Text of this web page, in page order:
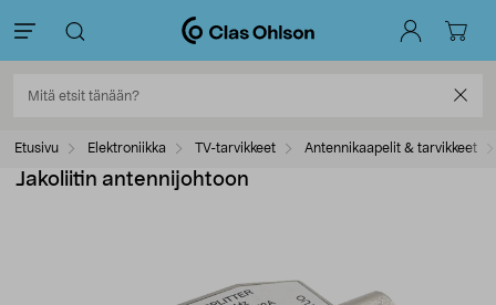
Etusivu Elektroniikka TV-tarvikkeet Antennikaapelit & tarvikkeet
Jakoliitin antennijohtoon